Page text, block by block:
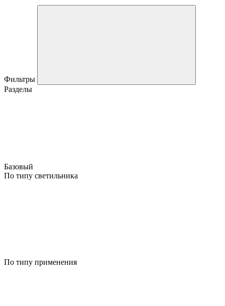
Фильтры
Разделы
Базовый
По типу светильника
По типу применения